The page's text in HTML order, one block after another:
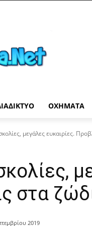
ΟΧΉΜΑΤΑ
μεγάλες ευκαιρίες.
στα
2019